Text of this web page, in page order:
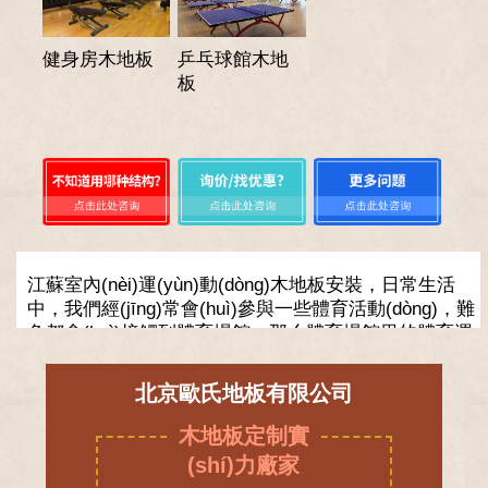
健身房木地板
乒乓球館木地
板
江蘇室內(nèi)運(yùn)動(dòng)木地板安裝，日常生活
中，我們經(jīng)常會(huì)參與一些體育活動(dòng)，難
免都會(huì)接觸到體育場館，那么體育場館里的體育運
(dòng)地板是實(shí)木運(yùn)動(dòng)地板的一種，是
比較傳統(tǒng)的實(shí)木運(yùn)動(dòng)地板，區(qū)
別于復(fù)合運(yùn)動(dòng)地板。體育運(yùn)動
(dòng)木地板要求滿足三大性能，運(yùn)動(dòng)功能
性、保護(hù)功能性、技術(shù)性能。
北京歐氏地板有限公司
木地板定制實
(shí)力廠家